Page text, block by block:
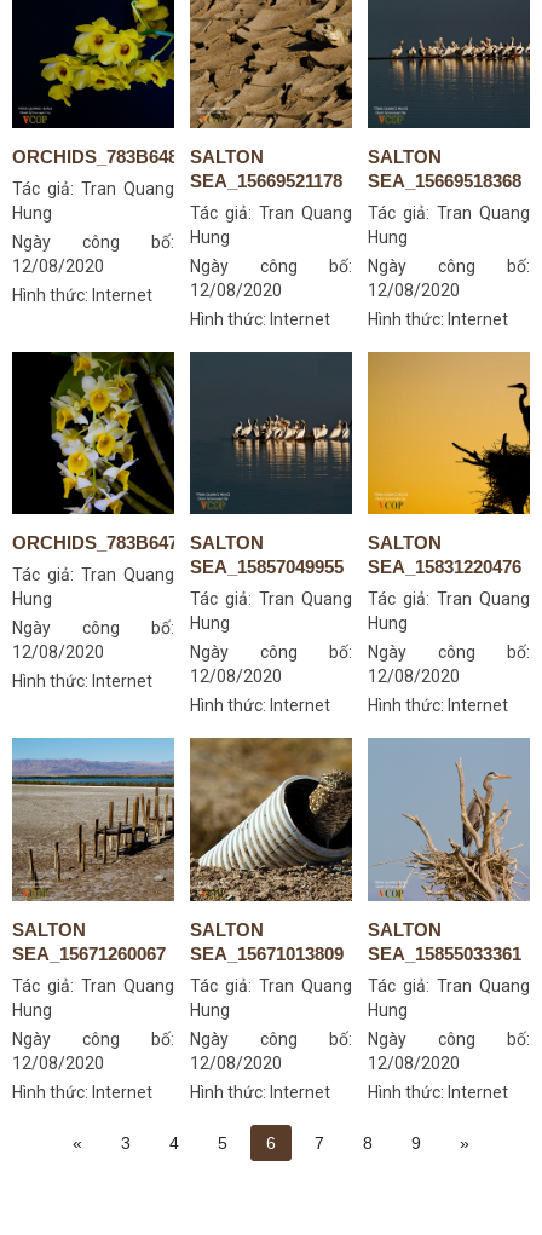
ORCHIDS_783B6485S
Tác giả:Tran Quang
Hung
Ngày công bố:
12/08/2020
Hình thức: Internet
SALTON
SEA_15669521178
Tác giả: Tran Quang
Hung
Ngày công bố:
12/08/2020
Hình thức: Internet
SALTON
SEA_15669518368
Tác giả: Tran Quang
Hung
Ngày công bố:
12/08/2020
Hình thức: Internet
ORCHIDS_783B6478S
Tác giả:Tran Quang
Hung
Ngày công bố:
12/08/2020
Hình thức: Internet
SALTON
SEA_15857049955
Tác giả: Tran Quang
Hung
Ngày công bố:
12/08/2020
Hình thức: Internet
SALTON
SEA_15831220476
Tác giả: Tran Quang
Hung
Ngày công bố:
12/08/2020
Hình thức: Internet
SALTON
SEA_15671260067
Tác giả:Tran Quang
Hung
Ngày công bố:
12/08/2020
Hình thức: Internet
SALTON
SEA_15671013809
Tác giả: Tran Quang
Hung
Ngày công bố:
12/08/2020
Hình thức: Internet
SALTON
SEA_15855033361
Tác giả: Tran Quang
Hung
Ngày công bố:
12/08/2020
Hình thức: Internet
« 3 4 5 6 7 8 9 »